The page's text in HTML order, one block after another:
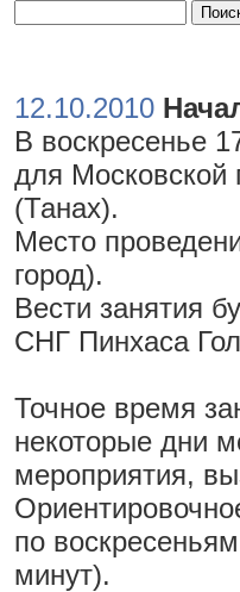
12.10.2010
В воскресенье
для Московской
(Танах).
Место
город).
Вести занятия
СНГ Пинхаса
Точное время
некоторые дни
мероприятия,
по
минут).